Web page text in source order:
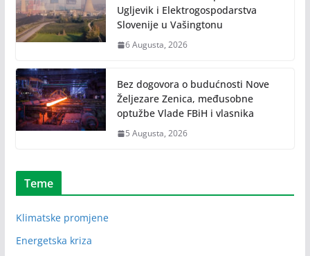
Ugljevik i Elektrogospodarstva
Slovenije u Vašingtonu
6 Augusta, 2026
Bez dogovora o budućnosti Nove
Željezare Zenica, međusobne
optužbe Vlade FBiH i vlasnika
5 Augusta, 2026
Teme
Klimatske promjene
Energetska kriza